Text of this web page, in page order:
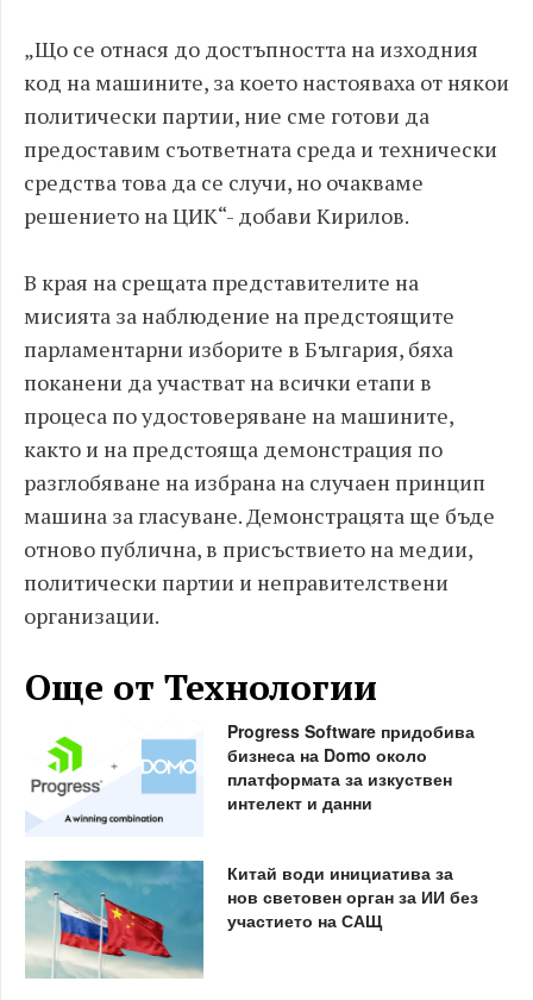
„Що се отнася до достъпността на изходния
код на машините, за което настояваха от някои
политически партии, ние сме готови да
предоставим съответната среда и технически
средства това да се случи, но очакваме
решението на ЦИК“- добави Кирилов.
В края на срещата представителите на
мисията за наблюдение на предстоящите
парламентарни изборите в България, бяха
поканени да участват на всички етапи в
процеса по удостоверяване на машините,
както и на предстояща демонстрация по
разглобяване на избрана на случаен принцип
машина за гласуване. Демонстрацята ще бъде
отново публична, в присъствието на медии,
политически партии и неправителствени
организации.
Още от Технологии
Progress Software придобива
бизнеса на Domo около
платформата за изкуствен
интелект и данни
Китай води инициатива за
нов световен орган за ИИ без
участието на САЩ